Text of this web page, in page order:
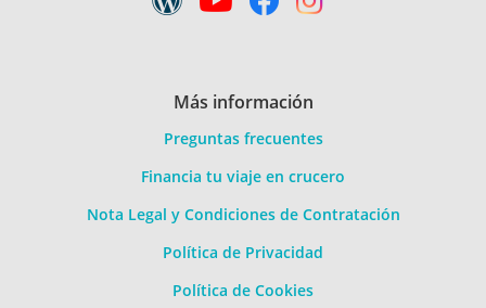
Más información
Preguntas frecuentes
Financia tu viaje en crucero
Nota Legal y Condiciones de Contratación
Política de Privacidad
Política de Cookies